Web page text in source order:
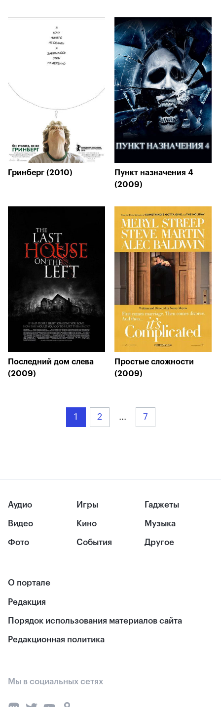
Гринберг (2010)
Пункт назначения 4
(2009)
Последний дом слева
(2009)
Простые сложности
(2009)
1 2 ... 7
Аудио
Видео
Фото
Игры
Кино
События
Гаджеты
Музыка
Другое
О портале
Редакция
Порядок использования материалов сайта
Редакционная политика
Мы в социальных сетях